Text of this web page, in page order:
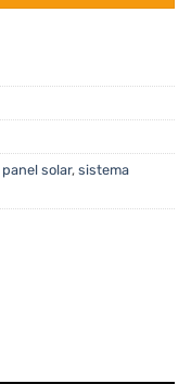
panel solar, sistema